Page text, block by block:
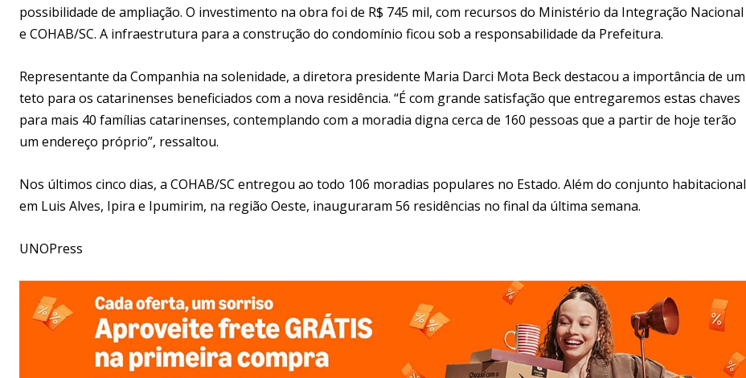
possibilidade de ampliação. O investimento na obra foi de R$ 745 mil, com recursos do Ministério da Integração Nacional
e COHAB/SC. A infraestrutura para a construção do condomínio ficou sob a responsabilidade da Prefeitura.
Representante da Companhia na solenidade, a diretora presidente Maria Darci Mota Beck destacou a importância de um
teto para os catarinenses beneficiados com a nova residência. “É com grande satisfação que entregaremos estas chaves
para mais 40 famílias catarinenses, contemplando com a moradia digna cerca de 160 pessoas que a partir de hoje terão
um endereço próprio”, ressaltou.
Nos últimos cinco dias, a COHAB/SC entregou ao todo 106 moradias populares no Estado. Além do conjunto habitacional
em Luis Alves, Ipira e Ipumirim, na região Oeste, inauguraram 56 residências no final da última semana.
UNOPress